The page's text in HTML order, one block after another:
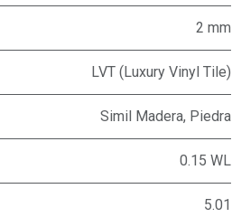
2 mm
LVT (Luxury Vinyl Tile)
Simil Madera, Piedra
0.15 WL
5.01